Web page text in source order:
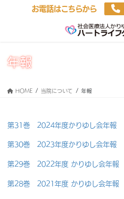
お電話はこちらから
年報
HOME 当院について 年報
第31巻 2024年度かりゆし会年報
第30巻 2023年度かりゆし会年報
第29巻 2022年度 かりゆし会年報
第28巻 2021年度 かりゆし会年報